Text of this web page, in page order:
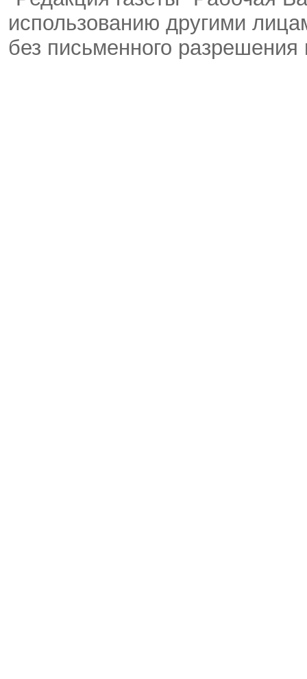
использованию другими
без письменного разрешения